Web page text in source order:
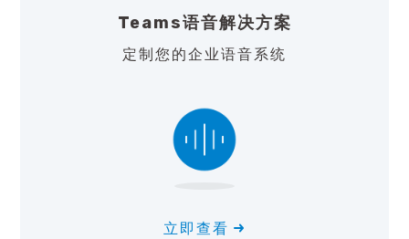
Teams语音解决方案
定制您的企业语音系统
立即查看